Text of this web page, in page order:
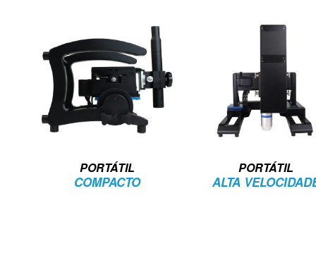
PORTÁTIL
COMPACTO
PORTÁTIL
ALTA